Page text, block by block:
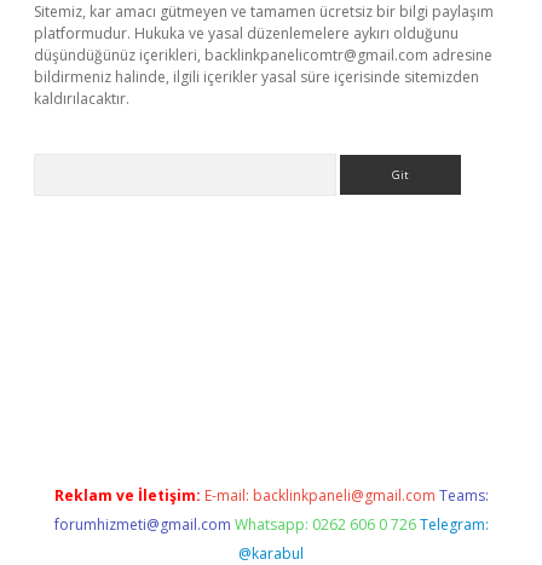
Sitemiz, kar amacı gütmeyen ve tamamen ücretsiz bir bilgi paylaşım
platformudur. Hukuka ve yasal düzenlemelere aykırı olduğunu
düşündüğünüz içerikleri, backlinkpanelicomtr@gmail.com adresine
bildirmeniz halinde, ilgili içerikler yasal süre içerisinde sitemizden
kaldırılacaktır.
Reklam ve İletişim: E-mail: backlinkpaneli@gmail.com Teams:
forumhizmeti@gmail.com Whatsapp: 0262 606 0 726 Telegram:
@karabul